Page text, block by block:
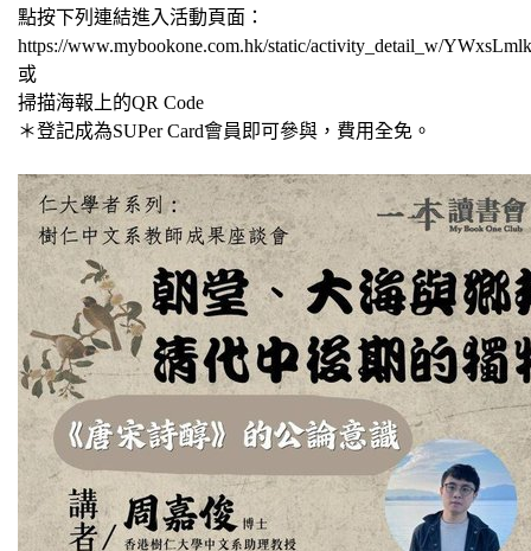
點按下列連結進入活動頁面：
https://www.mybookone.com.hk/static/activity_detail_w/
或
掃描海報上的QR Code
＊登記成為SUPer Card會員即可參與，費用全免。